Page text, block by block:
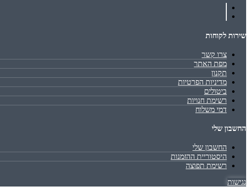
שירות לקוחות
צרו קשר
מפת האתר
תקנון
מדיניות הפרטיות
ביטולים
רשימת חנויות
דמי משלוח
החשבון שלי
החשבון שלי
היסטוריית ההזמנות
רשימת תפוצה
נגישות